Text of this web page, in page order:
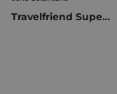
Travelfriend Super Basic Polish